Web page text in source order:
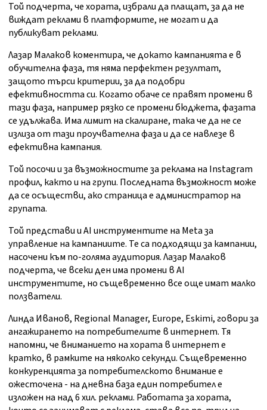
Той подчерта, че хората, избрали да плащат, за да не
виждат реклами в платформите, не могат и да
публикуват реклами.
Лазар Малаков коментира, че докато кампанията е в
обучителна фаза, тя няма перфектен резултат,
защото търси критерии, за да подобри
ефективността си. Когато обаче се правят промени в
тази фаза, например рязко се промени бюджета, фазата
се удължава. Има лимит на скалиране, така че да не се
излиза от тази проучвателна фаза и да се навлезе в
ефективна кампания.
Той посочи и за възможностите за реклама на Instagram
профил, както и на групи. Последната възможност може
да се осъществи, ако страница е администратор на
групата.
Той представи и AI инструментите на Meta за
управление на кампаниите. Те са подходящи за кампании,
насочени към по-голяма аудитория. Лазар Малаков
подчерта, че всеки ден има промени в AI
инструментите, но същевременно все още имат малко
ползватели.
Линда Иванов, Regional Manager, Europe, Eskimi, говори за
ангажирането на потребителите в интернет. Тя
напомни, че вниманието на хората в интернет е
кратко, в рамките на няколко секунди. Същевременно
конкуренцията за потребителското внимание е
ожесточена - на дневна база един потребител е
изложен на над 6 хил. реклами. Работата за хората,